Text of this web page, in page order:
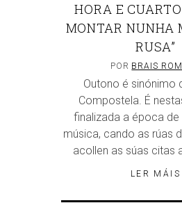
HORA E
MONTAR NUNHA
RUSA”
POR BRAIS
Outono é sinónimo
Compostela. É
finalizada a época de
música, cando as rúas
acollen as súas citas
LER MÁIS